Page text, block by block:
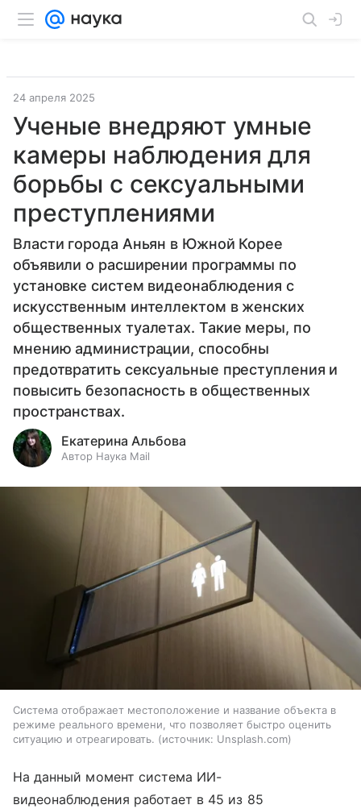
24 апреля 2025
Ученые внедряют умные
камеры наблюдения для
борьбы с сексуальными
преступлениями
Власти города Аньян в Южной Корее
объявили о расширении программы по
установке систем видеонаблюдения с
искусственным интеллектом в женских
общественных туалетах. Такие меры, по
мнению администрации, способны
предотвратить сексуальные преступления и
повысить безопасность в общественных
пространствах.
Екатерина Альбова
Автор Наука Mail
Система отображает местоположение и название объекта в
режиме реального времени, что позволяет быстро оценить
ситуацию и отреагировать.
источник: Unsplash.com
На данный момент система ИИ-
видеонаблюдения работает в 45 из 85